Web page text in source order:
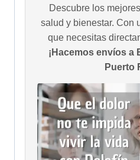
Descubre los
salud y bienestar. Con
que necesitas
¡Hacemos envíos a
Puerto